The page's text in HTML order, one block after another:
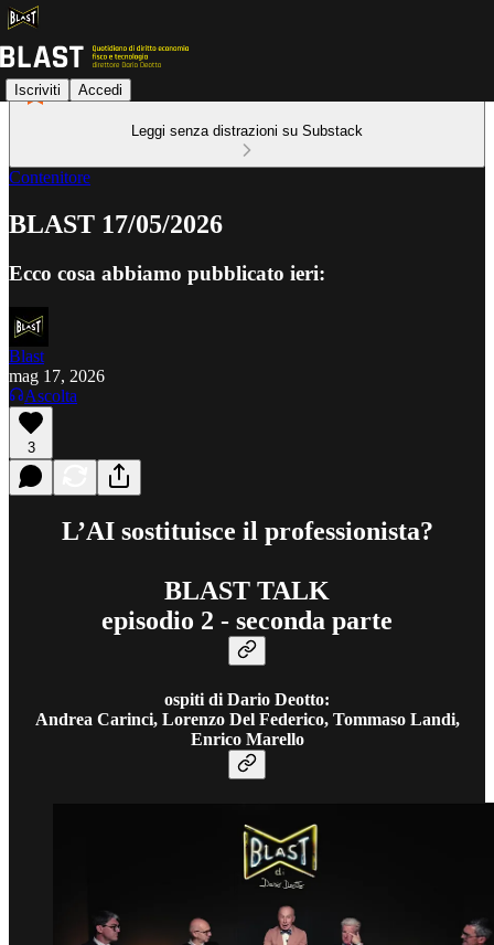
Iscriviti Accedi
Leggi senza distrazioni su Substack
Contenitore
BLAST 17/05/2026
Ecco cosa abbiamo pubblicato ieri:
Blast
mag 17, 2026
Ascolta
3
L’AI sostituisce il professionista?
BLAST TALK
episodio 2 - seconda parte
ospiti di Dario Deotto:
Andrea Carinci, Lorenzo Del Federico, Tommaso Landi,
Enrico Marello